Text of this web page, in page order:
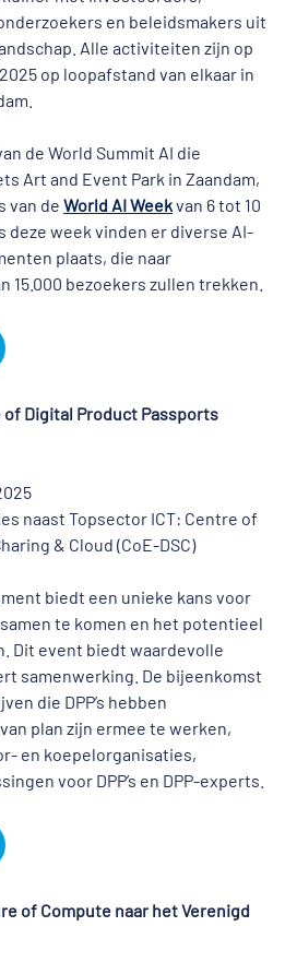
en beleidsmakers uit
Alle activiteiten zijn op
op loopafstand van elkaar in
de World Summit AI die
Art and Event Park in Zaandam,
van de World AI Weekvan 6 tot 10
deze week vinden er diverse AI-
plaats, die naar
15.000 bezoekers zullen trekken.
Digital Product Passports
naast Topsector ICT: Centre of
& Cloud (CoE-DSC)
biedt een unieke kans voor
te komen en het potentieel
Dit event biedt waardevolle
samenwerking. De bijeenkomst
die DPP’s hebben
plan zijn ermee te werken,
en koepelorganisaties,
voor DPP’s en DPP-experts.
of Compute naar het Verenigd